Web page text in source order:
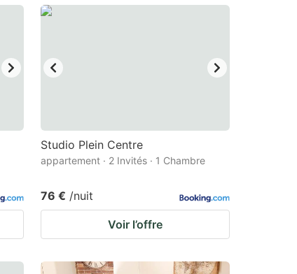
Studio Plein Centre
appartement · 2 Invités · 1 Chambre
76 € /nuit
Voir l’offre